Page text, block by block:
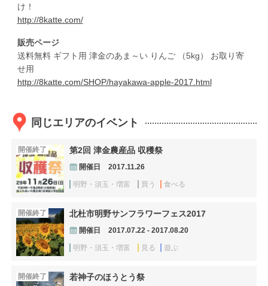
け！
http://8katte.com/
販売ページ
送料無料 ギフト用 津金のあま～い りんご （5kg） お取り寄
せ用
http://8katte.com/SHOP/hayakawa-apple-2017.html
同じエリアのイベント
開催終了 第2回 津金農産品 収穫祭
開催日 2017.11.26
明野・須玉・増富 買う 食べる
開催終了 北杜市明野サンフラワーフェス2017
開催日 2017.07.22 - 2017.08.20
明野・須玉・増富 見る 遊ぶ
開催終了 若神子のほうとう祭